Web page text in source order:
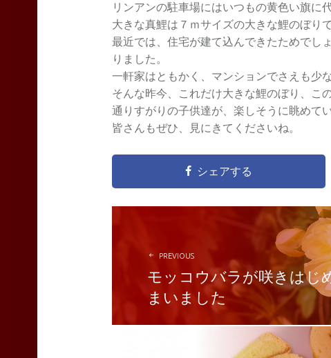
navigation
リンアンの駐車場にはいつもの黄色い旗に
大きな真鯉は７ｍサイズの大きな鯉のぼりで
最近では、住宅が建て込んできたためでし
りました。
一軒家はともかく、マンションでさえも少
そんな昨今、これだけ大きな鯉のぼり、こ
通りすがりの子供達が、楽しそうに眺めてい
皆さんもぜひ、見にきてくださいね。
シェアする
PREVIOUS
モッコウバラが咲きはじ
まいました